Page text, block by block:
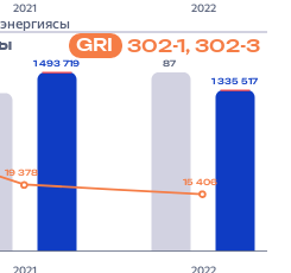
2021 2022
GRI 302-1, 302-3
19 378
15 406
1 493 719 87
1 335 517
2021 2022